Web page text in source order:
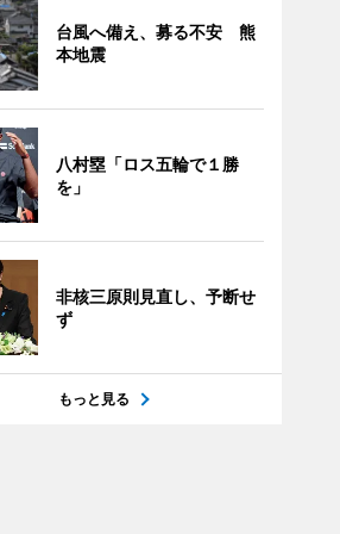
台風へ備え、募る不安 熊
本地震
八村塁「ロス五輪で１勝
を」
非核三原則見直し、予断せ
ず
もっと見る